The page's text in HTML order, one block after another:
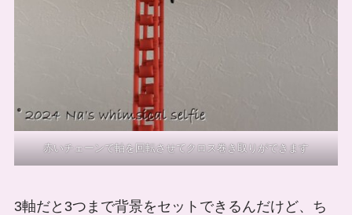
赤いチェーンで軸を回転させてクロス巻き取りができます
3軸だと3つまで背景をセットできるんだけど、ち